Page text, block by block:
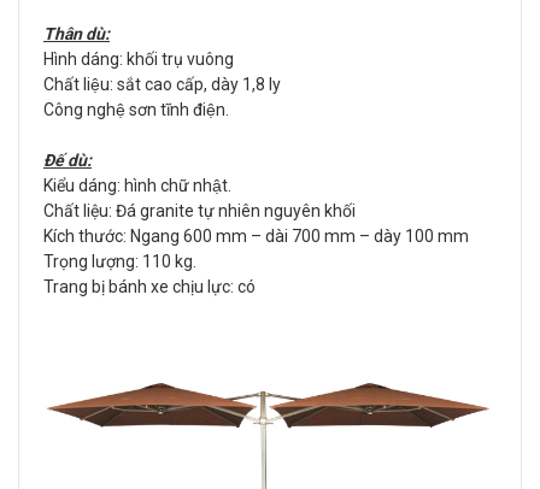
Thân dù:
Hình dáng: khối trụ vuông
Chất liệu: sắt cao cấp, dày 1,8 ly
Công nghệ sơn tĩnh điện.
Đế dù:
Kiểu dáng: hình chữ nhật.
Chất liệu: Đá granite tự nhiên nguyên khối
Kích thước: Ngang 600 mm – dài 700 mm – dày 100 mm
Trọng lượng: 110 kg.
Trang bị bánh xe chịu lực: có